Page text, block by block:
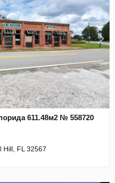
611.48м2 № 558720
Hill, FL 32567